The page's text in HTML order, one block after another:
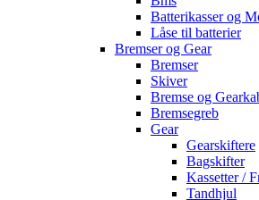
Batterikasser og
Låse til batterier
Bremser og Gear
Bremser
Skiver
Bremse og
Bremsegreb
Gear
Gearskiftere
Bagskifter
Kassetter /
Tandhjul